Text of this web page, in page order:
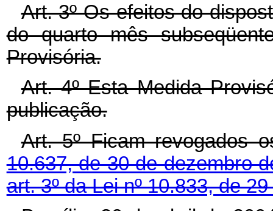
Art. 3º Os efeitos do
do quarto mês
Provisória.
Art. 4º Esta Medida
publicação.
Art. 5º Ficam revogados
10.637, de 30 de dezembro
art. 3º da Lei nº 10.833, de